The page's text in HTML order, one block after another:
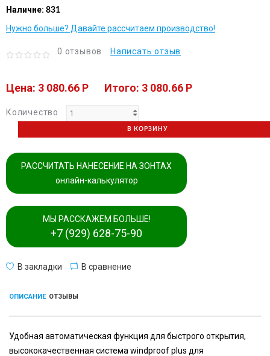
Наличие: 831
Нужно больше? Давайте рассчитаем производство!
0 отзывов Написать отзыв
Цена: 3 080.66 P Итого: 3 080.66 P
Количество
В КОРЗИНУ
РАССЧИТАТЬ НАНЕСЕНИЕ НА ЗОНТАХ
онлайн-калькулятор
МЫ РАССКАЖЕМ БОЛЬШЕ!
+7 (929) 628-75-90
В закладки В сравнение
ОПИСАНИЕ ОТЗЫВЫ
Удобная автоматическая функция для быстрого открытия,
высококачественная система windproof plus для